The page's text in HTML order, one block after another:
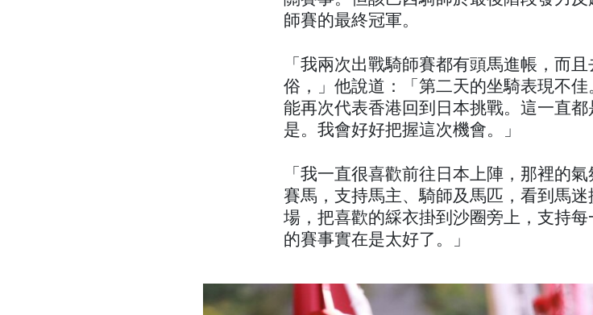
師賽的最終冠軍。
「我兩次出戰騎師賽都有頭馬進帳，而
俗，」他說道：「第二天的坐騎表現不
能再次代表香港回到日本挑戰。這一直
是。我會好好把握這次機會。」
「我一直很喜歡前往日本上陣，那裡的
賽馬，支持馬主、騎師及馬匹，看到馬
場，把喜歡的綵衣掛到沙圈旁上，支持
的賽事實在是太好了。」